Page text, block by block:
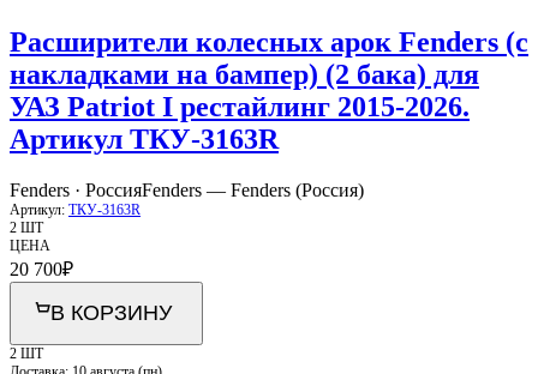
Расширители колесных арок Fenders (с
накладками на бампер) (2 бака) для
УАЗ Patriot I рестайлинг 2015-2026.
Артикул ТКУ-3163R
Fenders · РоссияFenders — Fenders (Россия)
Артикул: ТКУ-3163R
2 ШТ
ЦЕНА
20 700₽
В КОРЗИНУ
2 ШТ